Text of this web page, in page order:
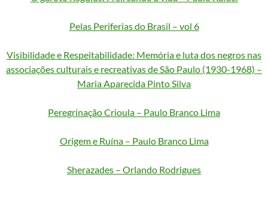
Pelas Periferias do Brasil – vol 6
Visibilidade e Respeitabilidade: Memória e luta dos negros nas
associações culturais e recreativas de São Paulo (1930-1968) –
Maria Aparecida Pinto Silva
Peregrinação Crioula – Paulo Branco Lima
Origem e Ruína – Paulo Branco Lima
Sherazades – Orlando Rodrigues